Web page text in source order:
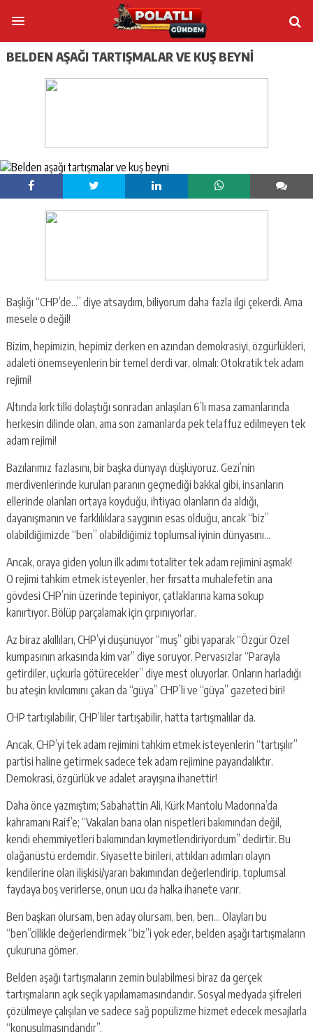
BELDEN AŞAĞI TARTIŞMALAR VE KUŞ BEYNI
Başlığı “CHP’de…” diye atsaydım, biliyorum daha fazla ilgi çekerdi. Ama
mesele o değil!
Bizim, hepimizin, hepimiz derken en azından demokrasiyi, özgürlükleri,
adaleti önemseyenlerin bir temel derdi var, olmalı: Otokratik tek adam
rejimi!
Altında kırk tilki dolaştığı sonradan anlaşılan 6’lı masa zamanlarında
herkesin dilinde olan, ama son zamanlarda pek telaffuz edilmeyen tek
adam rejimi!
Bazılarımız fazlasını, bir başka dünyayı düşlüyoruz. Gezi’nin
merdivenlerinde kurulan paranın geçmediği bakkal gibi, insanların
ellerinde olanları ortaya koyduğu, ihtiyacı olanların da aldığı,
dayanışmanın ve farklılıklara saygının esas olduğu, ancak “biz”
olabildiğimizde “ben” olabildiğimiz toplumsal iyinin dünyasını…
Ancak, oraya giden yolun ilk adımı totaliter tek adam rejimini aşmak!
O rejimi tahkim etmek isteyenler, her fırsatta muhalefetin ana
gövdesi CHP’nin üzerinde tepiniyor, çatlaklarına kama sokup
kanırtıyor. Bölüp parçalamak için çırpınıyorlar.
Az biraz akıllıları, CHP’yi düşünüyor “muş” gibi yaparak “Özgür Özel
kumpasının arkasında kim var” diye soruyor. Pervasızlar “Parayla
getirdiler, uçkurla götürecekler” diye mest oluyorlar. Onların harladığı
bu ateşin kıvılcımını çakan da “güya” CHP’li ve “güya” gazeteci biri!
CHP tartışılabilir, CHP’liler tartışabilir, hatta tartışmalılar da.
Ancak, CHP’yi tek adam rejimini tahkim etmek isteyenlerin “tartışılır”
partisi haline getirmek sadece tek adam rejimine payandalıktır.
Demokrasi, özgürlük ve adalet arayışına ihanettir!
Daha önce yazmıştım; Sabahattin Ali, Kürk Mantolu Madonna’da
kahramanı Raif’e; “Vakaları bana olan nispetleri bakımından değil,
kendi ehemmiyetleri bakımından kıymetlendiriyordum” dedirtir. Bu
olağanüstü erdemdir. Siyasette birileri, attıkları adımları olayın
kendilerine olan ilişkisi/yararı bakımından değerlendirip, toplumsal
faydaya boş verirlerse, onun ucu da halka ihanete varır.
Ben başkan olursam, ben aday olursam, ben, ben… Olayları bu
“ben”cillikle değerlendirmek “biz”i yok eder, belden aşağı tartışmaların
çukuruna gömer.
Belden aşağı tartışmaların zemin bulabilmesi biraz da gerçek
tartışmaların açık seçik yapılamamasındandır. Sosyal medyada şifreleri
çözülmeye çalışılan ve sadece sağ popülizme hizmet edecek mesajlarla
“konuşulmasındandır”.